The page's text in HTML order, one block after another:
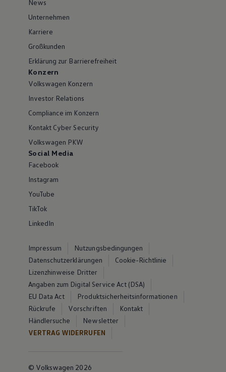
News
Unternehmen
Karriere
Großkunden
Erklärung zur Barrierefreiheit
Konzern
Volkswagen Konzern
Investor Relations
Compliance im Konzern
Kontakt Cyber Security
Volkswagen PKW
Social Media
Facebook
Instagram
YouTube
TikTok
LinkedIn
Impressum
Nutzungsbedingungen
Datenschutzerklärungen
Cookie-Richtlinie
Lizenzhinweise Dritter
Angaben zum Digital Service Act (DSA)
EU Data Act
Produktsicherheitsinformationen
Rückrufe
Vorschriften
Kontakt
Händlersuche
Newsletter
VERTRAG WIDERRUFEN
© Volkswagen 2026